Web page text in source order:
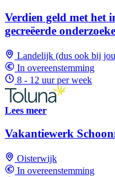
Verdien geld met het
gecreëerde
Landelijk (dus ook bij
In overeenstemming
8 - 12 uur per week
Lees meer
Vakantiewerk
Oisterwijk
In overeenstemming